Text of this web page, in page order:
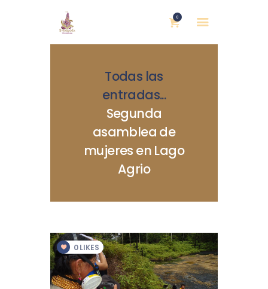
0
Todas las
entradas...
Segunda
asamblea de
mujeres en Lago
Agrio
NOSOTRAS
CONTACTOS
0 LIKES